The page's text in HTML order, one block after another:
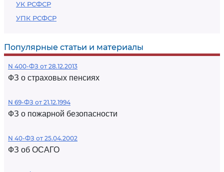
УК РСФСР
УПК РСФСР
Популярные статьи и материалы
N 400-ФЗ от 28.12.2013
ФЗ о страховых пенсиях
N 69-ФЗ от 21.12.1994
ФЗ о пожарной безопасности
N 40-ФЗ от 25.04.2002
ФЗ об ОСАГО